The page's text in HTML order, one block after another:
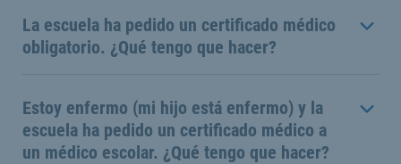
La escuela ha pedido un certificado médico
obligatorio. ¿Qué tengo que hacer?
Estoy enfermo (mi hijo está enfermo) y la
escuela ha pedido un certificado médico a
un médico escolar. ¿Qué tengo que hacer?